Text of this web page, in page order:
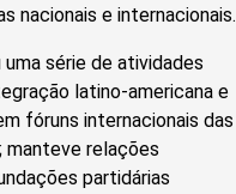
nacionais e internacionais.
série de atividades
latino-americana e
fóruns internacionais das
manteve relações
partidárias